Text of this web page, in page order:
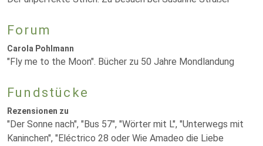
Forum
Carola Pohlmann
"Fly me to the Moon". Bücher zu 50 Jahre Mondlandung
Fundstücke
Rezensionen zu
"Der Sonne nach", "Bus 57", "Wörter mit L", "Unterwegs mit
Kaninchen", "Eléctrico 28 oder Wie Amadeo die Liebe